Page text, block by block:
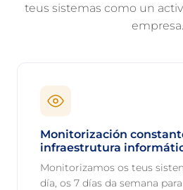
teus sistemas como un
empresa.
Monitorización
infraestrutura
Monitorizamos os teus
día, os 7 días da semana